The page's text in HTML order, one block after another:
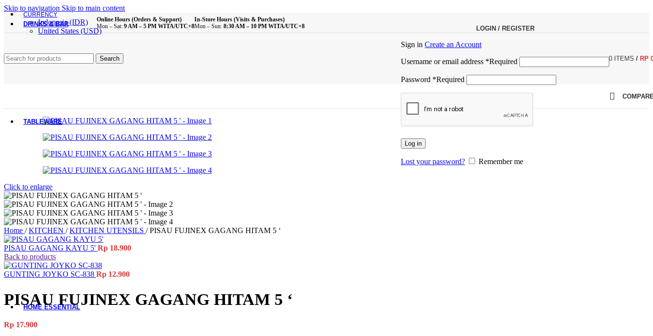
Skip to navigation Skip to main content
CURRENCY
Indonesia (IDR)
United States (USD)
Online Hours (Orders & Support)
Mon – Sat: 9 AM – 5 PM WITA/UTC+8
In-Store Hours (Visits & Purchases)
Mon – Sun: 8:30 AM – 10 PM WITA/UTC+8
Search 0 ITEMS / RP
Brush
Bathroom Essentials
DRINKS & BAR
Plastic Cups
TABLEWARE
All Product
Main Dining Items
Bowls
Sauce Dish
Cutlery
Material-Based
Woodware
Table Add-ons
Placemat
Accessories
HOME ESSENTIAL
All Product
LOGIN / REGISTER
Sign in Create an Account
Username or email address *Required
Password *Required
Log in
Lost your password? Remember me
Click to enlarge
Home / KITCHEN / KITCHEN UTENSILS / PISAU FUJINEX GAGANG HITAM 5 ‘
PISAU GAGANG KAYU 5' Rp 18.900
Back to products
GUNTING JOYKO SC-838 Rp 12.900
PISAU FUJINEX GAGANG HITAM 5 ‘
Rp 17.900